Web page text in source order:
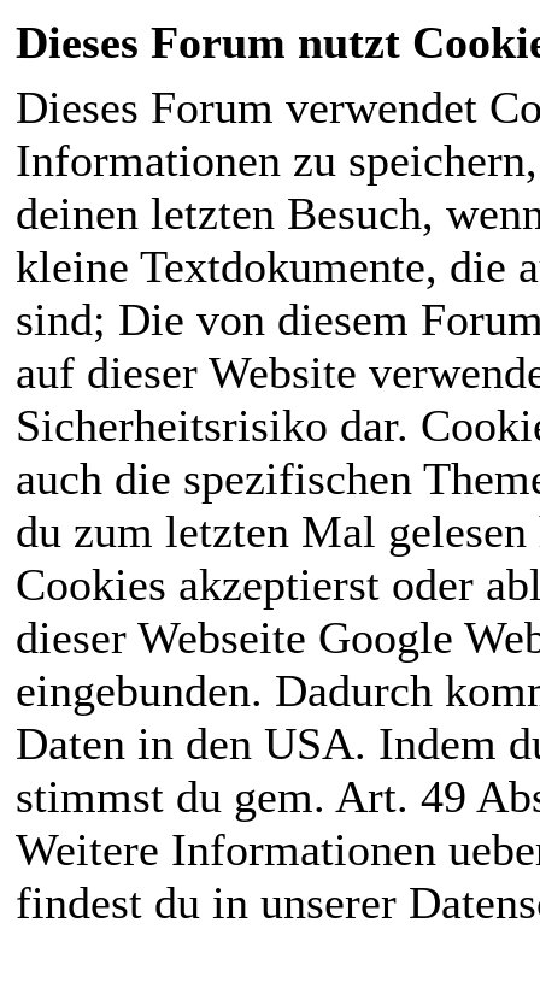
Dieses Forum nutzt
Dieses Forum verwendet
Informationen zu
deinen letzten Besuch,
kleine Textdokumente, die
sind; Die von diesem
auf dieser Website
Sicherheitsrisiko dar.
auch die spezifischen
du zum letzten Mal
Cookies akzeptierst oder
dieser Webseite Google
eingebunden. Dadurch
Daten in den USA. Indem
stimmst du gem. Art. 49
Weitere Informationen
findest du in unserer